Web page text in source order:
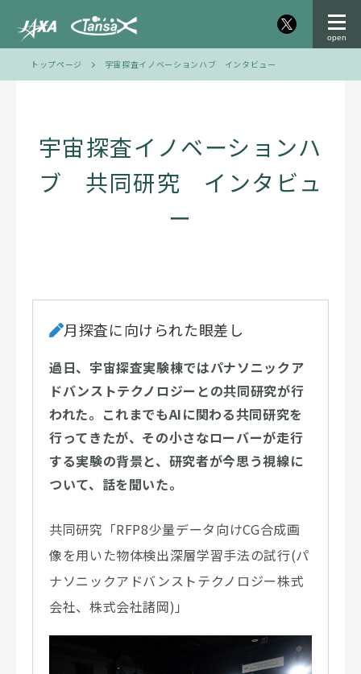
トップページ 宇宙探査イノベーションハブ インタビュー
宇宙探査イノベーションハ
ブ 共同研究 インタビュ
ー
月探査に向けられた眼差し
過日、宇宙探査実験棟ではパナソニックア
ドバンストテクノロジーとの共同研究が行
われた。これまでもAIに関わる共同研究を
行ってきたが、その小さなローバーが走行
する実験の背景と、研究者が今思う視線に
ついて、話を聞いた。
共同研究「RFP8少量データ向けCG合成画
像を用いた物体検出深層学習手法の試行(パ
ナソニックアドバンストテクノロジー株式
会社、株式会社諸岡)」